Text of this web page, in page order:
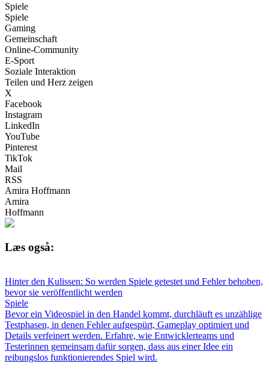
Spiele
Spiele
Gaming
Gemeinschaft
Online-Community
E-Sport
Soziale Interaktion
Teilen und Herz zeigen
X
Facebook
Instagram
LinkedIn
YouTube
Pinterest
TikTok
Mail
RSS
Amira Hoffmann
Amira
Hoffmann
Læs også:
Hinter den Kulissen: So werden Spiele getestet und Fehler behoben,
bevor sie veröffentlicht werden
Spiele
Bevor ein Videospiel in den Handel kommt, durchläuft es unzählige
Testphasen, in denen Fehler aufgespürt, Gameplay optimiert und
Details verfeinert werden. Erfahre, wie Entwicklerteams und
Testerinnen gemeinsam dafür sorgen, dass aus einer Idee ein
reibungslos funktionierendes Spiel wird.